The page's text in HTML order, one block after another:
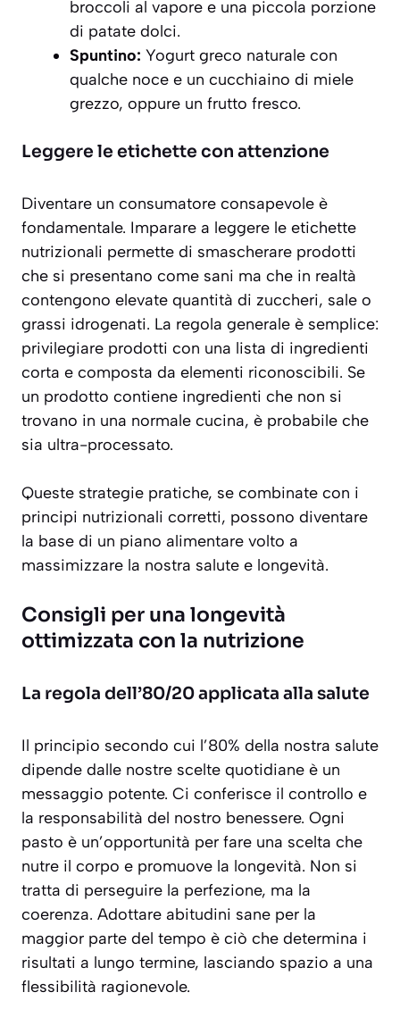
broccoli al vapore e una piccola porzione
di patate dolci.
Spuntino: Yogurt greco naturale con
qualche noce e un cucchiaino di miele
grezzo, oppure un frutto fresco.
Leggere le etichette con attenzione
Diventare un consumatore consapevole è
fondamentale. Imparare a leggere le etichette
nutrizionali permette di smascherare prodotti
che si presentano come sani ma che in realtà
contengono elevate quantità di zuccheri, sale o
grassi idrogenati. La regola generale è semplice:
privilegiare prodotti con una lista di ingredienti
corta e composta da elementi riconoscibili. Se
un prodotto contiene ingredienti che non si
trovano in una normale cucina, è probabile che
sia ultra-processato.
Queste strategie pratiche, se combinate con i
principi nutrizionali corretti, possono diventare
la base di un piano alimentare volto a
massimizzare la nostra salute e longevità.
Consigli per una longevità
ottimizzata con la nutrizione
La regola dell’80/20 applicata alla salute
Il principio secondo cui l’80% della nostra salute
dipende dalle nostre scelte quotidiane è un
messaggio potente. Ci conferisce il controllo e
la responsabilità del nostro benessere. Ogni
pasto è un’opportunità per fare una scelta che
nutre il corpo e promuove la longevità. Non si
tratta di perseguire la perfezione, ma la
coerenza. Adottare abitudini sane per la
maggior parte del tempo è ciò che determina i
risultati a lungo termine, lasciando spazio a una
flessibilità ragionevole.